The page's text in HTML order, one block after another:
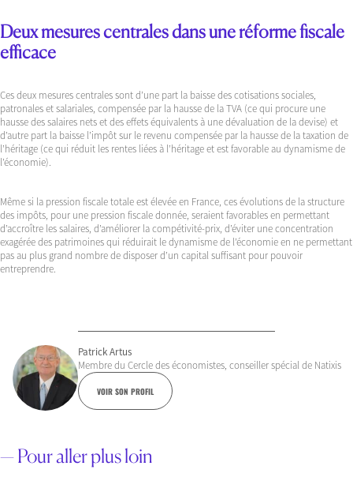
Deux mesures centrales dans une réforme fiscale
efficace
Ces deux mesures centrales sont d’une part la baisse des cotisations sociales,
patronales et salariales, compensée par la hausse de la TVA (ce qui procure une
hausse des salaires nets et des effets équivalents à une dévaluation de la devise) et
d’autre part la baisse l’impôt sur le revenu compensée par la hausse de la taxation de
l’héritage (ce qui réduit les rentes liées à l’héritage et est favorable au dynamisme de
l’économie).
Même si la pression fiscale totale est élevée en France, ces évolutions de la structure
des impôts, pour une pression fiscale donnée, seraient favorables en permettant
d’accroître les salaires, d’améliorer la compétivité-prix, d’éviter une concentration
exagérée des patrimoines qui réduirait le dynamisme de l’économie en ne permettant
pas au plus grand nombre de disposer d’un capital suffisant pour pouvoir
entreprendre.
Patrick Artus
Membre du Cercle des économistes, conseiller spécial de Natixis
VOIR SON PROFIL
— Pour aller plus loin